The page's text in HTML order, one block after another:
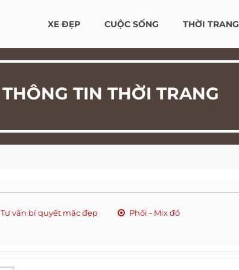
XE ĐẸP CUỘC SỐNG THỜI TRANG
THÔNG TIN THỜI TRANG
Tư vấn bí quyết mặc đẹp Phối - Mix đồ